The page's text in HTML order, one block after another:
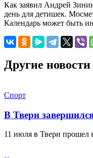
Как заявил Андрей
день для детишек.
Календарь может быть
Другие новости
Спорт
В Твери
11 июля в Твери прошел